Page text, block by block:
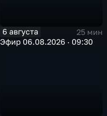
6 августа
25 мин
Эфир 06.08.2026 · 09:30